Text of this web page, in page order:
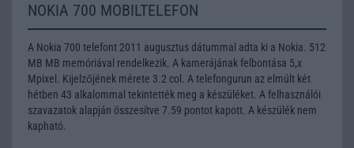
NOKIA 700 MOBILTELEFON
A Nokia 700 telefont 2011 augusztus dátummal adta ki a Nokia. 512
MB MB memóriával rendelkezik. A kamerájának felbontása 5,x
Mpixel. Kijelzőjének mérete 3.2 col. A telefongurun az elmúlt két
hétben 43 alkalommal tekintették meg a készüléket. A felhasználói
szavazatok alapján összesítve 7.59 pontot kapott. A készülék nem
kapható.